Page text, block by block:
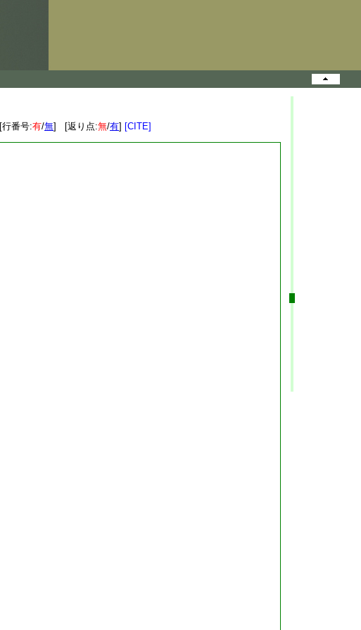
[行番号:有/無] [返り点:無/有] [CITE]